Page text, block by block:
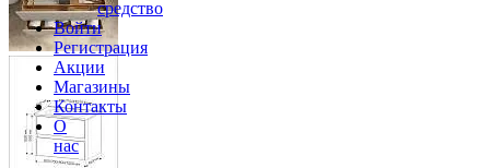
средство
Войти
Регистрация
Акции
Магазины
Контакты
О
нас